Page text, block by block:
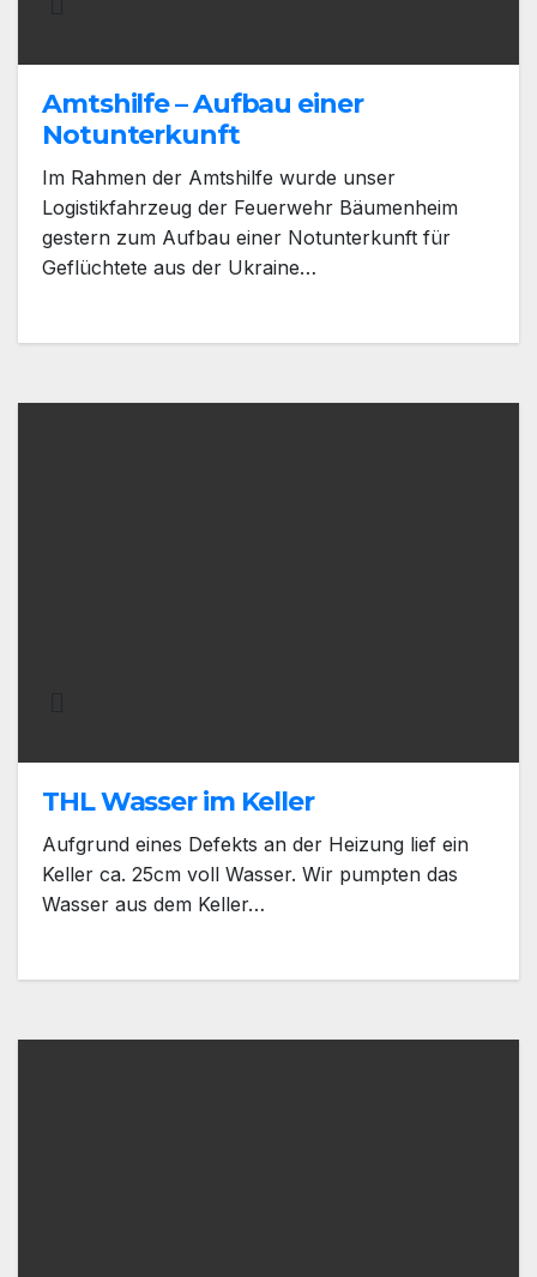
Amtshilfe – Aufbau einer
Notunterkunft
Im Rahmen der Amtshilfe wurde unser
Logistikfahrzeug der Feuerwehr Bäumenheim
gestern zum Aufbau einer Notunterkunft für
Geflüchtete aus der Ukraine…
THL Wasser im Keller
Aufgrund eines Defekts an der Heizung lief ein
Keller ca. 25cm voll Wasser. Wir pumpten das
Wasser aus dem Keller…